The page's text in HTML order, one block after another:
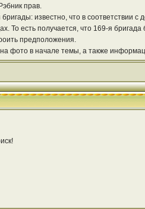
прав.
известно, что в соответствии
То есть получается, что 169-я
предположения.
фото в начале темы, а также